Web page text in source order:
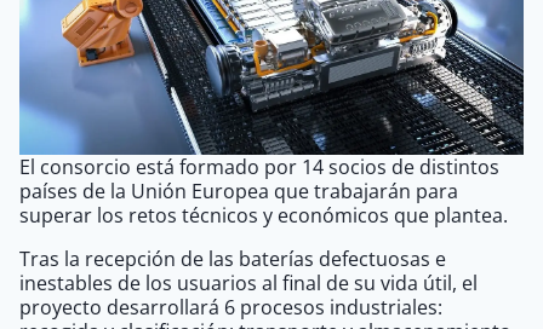
El consorcio está formado por 14 socios de distintos
países de la Unión Europea que trabajarán para
superar los retos técnicos y económicos que plantea.
Tras la recepción de las baterías defectuosas e
inestables de los usuarios al final de su vida útil, el
proyecto desarrollará 6 procesos industriales: